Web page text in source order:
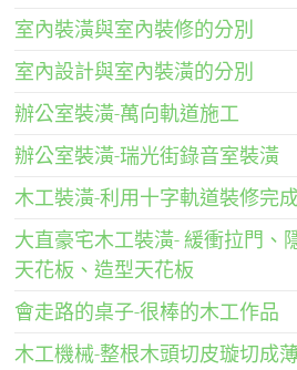
室內裝潢與室內裝修的分別
室內設計與室內裝潢的分別
辦公室裝潢-萬向軌道施工
辦公室裝潢-瑞光街錄音室裝潢
木工裝潢-利用十字軌道裝修完
大直豪宅木工裝潢- 緩衝拉門、
天花板、造型天花板
會走路的桌子-很棒的木工作品
木工機械-整根木頭切皮璇切成